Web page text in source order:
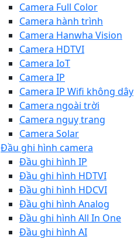
Camera Full Color
Camera hành trình
Camera Hanwha Vision
Camera HDTVI
Camera IoT
Camera IP
Camera IP Wifi không dây
Camera ngoài trời
Camera nguỵ trang
Camera Solar
Đầu ghi hình camera
Đầu ghi hình IP
Đầu ghi hình HDTVI
Đầu ghi hình HDCVI
Đầu ghi hình Analog
Đầu ghi hình All In One
Đầu ghi hình AI